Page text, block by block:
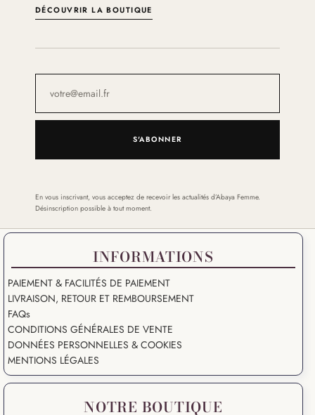
DÉCOUVRIR LA BOUTIQUE
S'ABONNER
En vous inscrivant, vous acceptez de recevoir les actualités d’Abaya Femme.
Désinscription possible à tout moment.
INFORMATIONS
PAIEMENT & FACILITÉS DE PAIEMENT
LIVRAISON, RETOUR ET REMBOURSEMENT
FAQs
CONDITIONS GÉNÉRALES DE VENTE
DONNÉES PERSONNELLES & COOKIES
MENTIONS LÉGALES
NOTRE BOUTIQUE